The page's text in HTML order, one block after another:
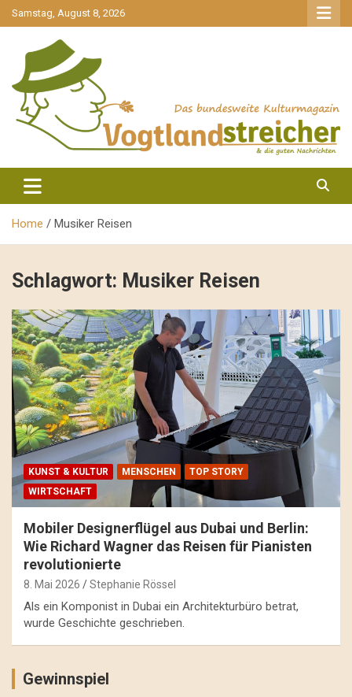
gehe
zum
Samstag, August 8, 2026
Vogtlandstreicher
Home Musiker Reisen
Schlagwort: Musiker Reisen
KUNST & KULTUR MENSCHEN
TOP STORY
WIRTSCHAFT
Mobiler Designerflügel aus Dubai und Berlin:
Wie Richard Wagner das Reisen für Pianisten
revolutionierte
8. Mai 2026 Stephanie Rössel
Als ein Komponist in Dubai ein Architekturbüro betrat,
wurde Geschichte geschrieben.
Gewinnspiel